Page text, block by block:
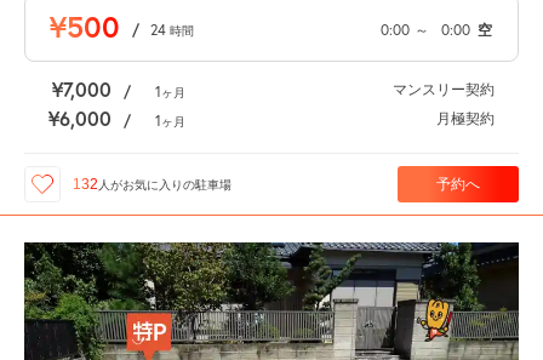
¥500 / 24 時間 0:00 ～ 0:00 空
¥7,000 / 1ヶ月 マンスリー契約
¥6,000 / 1ヶ月 月極契約
132 人がお気に入りの駐車場 予約へ